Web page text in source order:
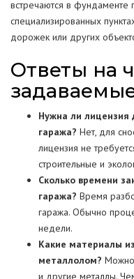
встречаются в фундаменте
специализированных
дорожек или других
Ответы на
Нужна ли лицензия
гаража? Нет, для
лицензия не
строительные и
Сколько времени
гаража? Время
гаража. Обычно
недели.
Какие материалы
металлолом? Можно
и другие металлы.